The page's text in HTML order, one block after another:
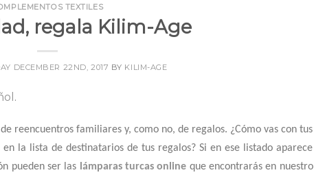
TEXTILES
regala Kilim-Age
DECEMBER 22ND, 2017 BY KILIM-AGE
.
reencuentros familiares y, como no, de regalos. ¿Cómo vas con tus
la lista de destinatarios de tus regalos? Si en ese listado aparece
pueden ser las lámparas turcas online que encontrarás en nuestro